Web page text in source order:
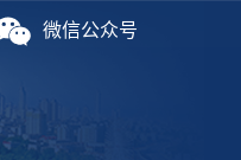
微信公众号